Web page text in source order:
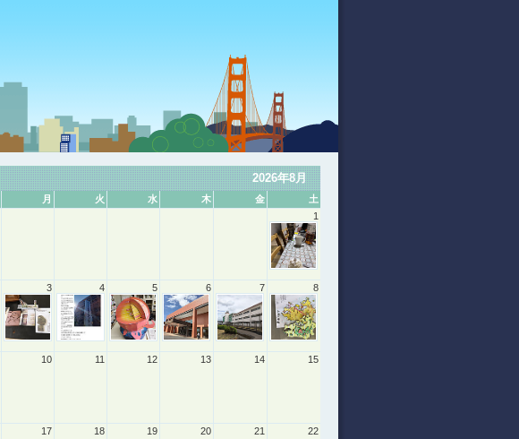
2026年8月
月 火 水 木 金
土
1
3 4 5 6 7 8
10 11 12 13 14 15
17 18 19 20 21 22